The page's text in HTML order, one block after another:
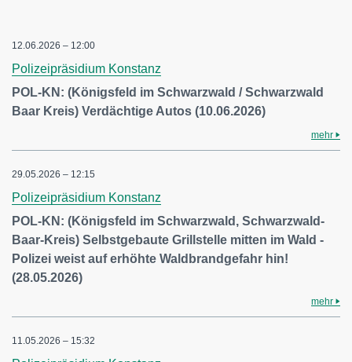
12.06.2026 – 12:00
Polizeipräsidium Konstanz
POL-KN: (Königsfeld im Schwarzwald / Schwarzwald
Baar Kreis) Verdächtige Autos (10.06.2026)
mehr
29.05.2026 – 12:15
Polizeipräsidium Konstanz
POL-KN: (Königsfeld im Schwarzwald, Schwarzwald-
Baar-Kreis) Selbstgebaute Grillstelle mitten im Wald -
Polizei weist auf erhöhte Waldbrandgefahr hin!
(28.05.2026)
mehr
11.05.2026 – 15:32